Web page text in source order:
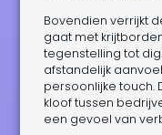
Bovendien verrijkt
gaat met
tegenstelling tot
afstandelijk
persoonlijke touch.
kloof tussen
een gevoel van